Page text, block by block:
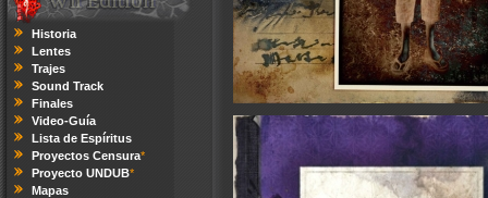
Historia
Lentes
Trajes
Sound Track
Finales
Video-Guía
Lista de Espíritus
Proyectos Censura*
Proyecto UNDUB*
Mapas